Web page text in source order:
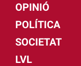
OPINIÓ
POLÍTICA
SOCIETAT
LVL